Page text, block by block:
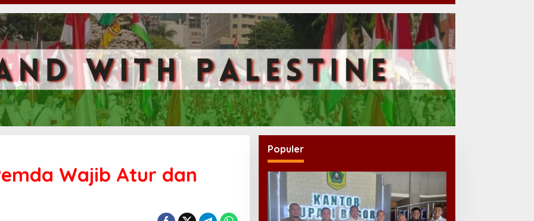
Wajib Atur dan
Populer